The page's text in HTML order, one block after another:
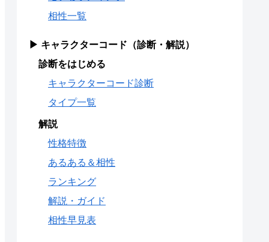
相性一覧
▶ キャラクターコード（診断・解説）
診断をはじめる
キャラクターコード診断
タイプ一覧
解説
性格特徴
あるある＆相性
ランキング
解説・ガイド
相性早見表